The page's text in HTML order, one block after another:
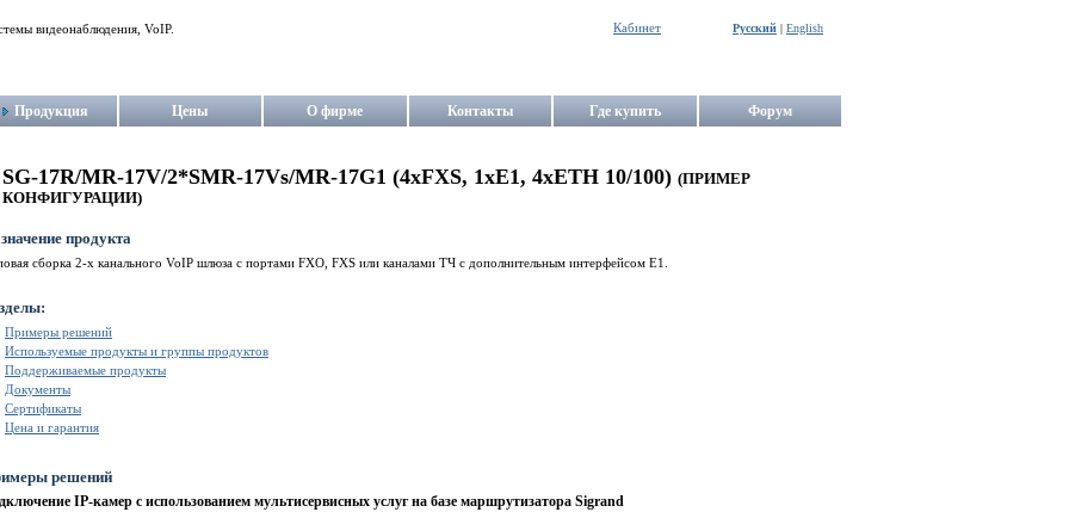
видеонаблюдения, VoIP. Кабинет Русский | English
Продукция Цены О фирме Контакты Где купить Форум
SG-17R/MR-17V/2*SMR-17Vs/MR-17G1 (4xFXS, 1xE1, 4xETH 10/100) (ПРИМЕР
КОНФИГУРАЦИИ)
продукта
сборка 2-х канального VoIP шлюза с портами FXO, FXS или каналами ТЧ с дополнительным интерфейсом E1.
Примеры решений
Используемые продукты и группы продуктов
Поддерживаемые продукты
Документы
Сертификаты
Цена и гарантия
решений
IP-камер с использованием мультисервисных услуг на базе маршрутизатора Sigrand